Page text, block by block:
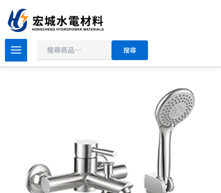
要
容
尋
搜尋
衛
浴
系